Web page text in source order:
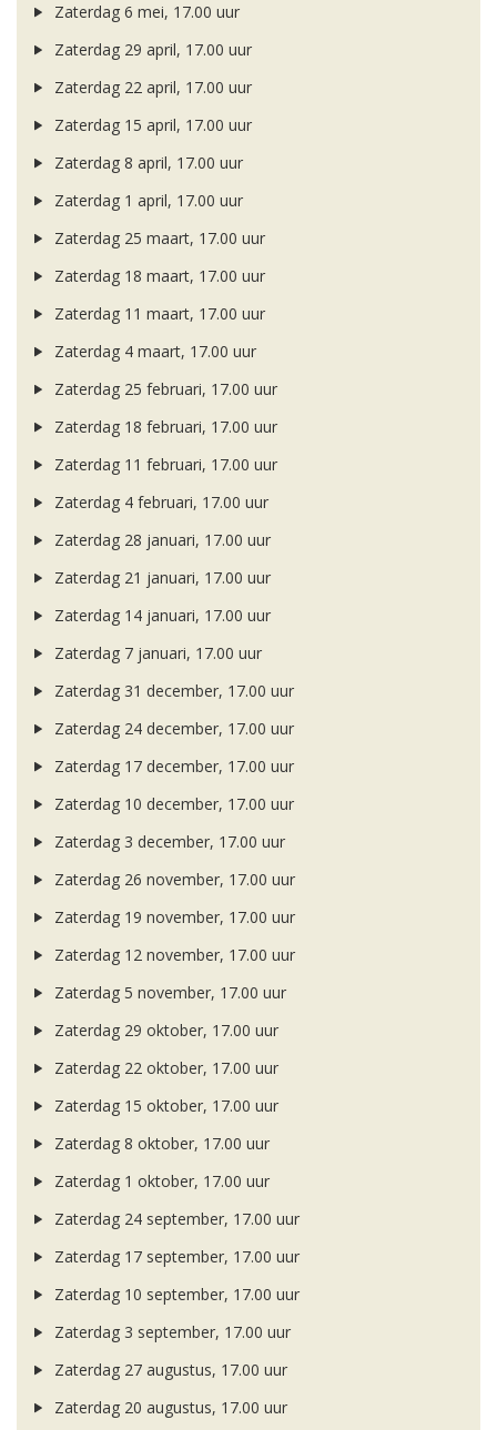
Zaterdag 6 mei, 17.00 uur
Zaterdag 29 april, 17.00 uur
Zaterdag 22 april, 17.00 uur
Zaterdag 15 april, 17.00 uur
Zaterdag 8 april, 17.00 uur
Zaterdag 1 april, 17.00 uur
Zaterdag 25 maart, 17.00 uur
Zaterdag 18 maart, 17.00 uur
Zaterdag 11 maart, 17.00 uur
Zaterdag 4 maart, 17.00 uur
Zaterdag 25 februari, 17.00 uur
Zaterdag 18 februari, 17.00 uur
Zaterdag 11 februari, 17.00 uur
Zaterdag 4 februari, 17.00 uur
Zaterdag 28 januari, 17.00 uur
Zaterdag 21 januari, 17.00 uur
Zaterdag 14 januari, 17.00 uur
Zaterdag 7 januari, 17.00 uur
Zaterdag 31 december, 17.00 uur
Zaterdag 24 december, 17.00 uur
Zaterdag 17 december, 17.00 uur
Zaterdag 10 december, 17.00 uur
Zaterdag 3 december, 17.00 uur
Zaterdag 26 november, 17.00 uur
Zaterdag 19 november, 17.00 uur
Zaterdag 12 november, 17.00 uur
Zaterdag 5 november, 17.00 uur
Zaterdag 29 oktober, 17.00 uur
Zaterdag 22 oktober, 17.00 uur
Zaterdag 15 oktober, 17.00 uur
Zaterdag 8 oktober, 17.00 uur
Zaterdag 1 oktober, 17.00 uur
Zaterdag 24 september, 17.00 uur
Zaterdag 17 september, 17.00 uur
Zaterdag 10 september, 17.00 uur
Zaterdag 3 september, 17.00 uur
Zaterdag 27 augustus, 17.00 uur
Zaterdag 20 augustus, 17.00 uur